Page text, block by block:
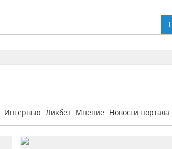
Интервью Ликбез Мнение Новости портала